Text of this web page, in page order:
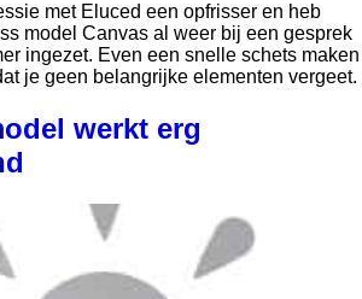
met Eluced een opfrisser en heb
model Canvas al weer bij een gesprek
ingezet. Even een snelle schets maken
je geen belangrijke elementen vergeet.
werkt erg